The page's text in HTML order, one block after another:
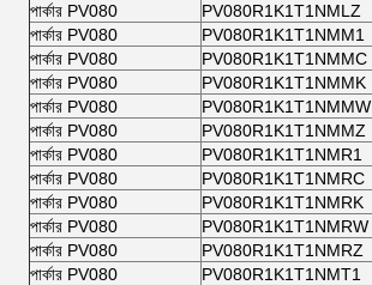
পার্কার PV080
PV080R1K1T1NMLZ
পার্কার PV080
PV080R1K1T1NMM1
পার্কার PV080
PV080R1K1T1NMMC
পার্কার PV080
PV080R1K1T1NMMK
পার্কার PV080
PV080R1K1T1NMMW
পার্কার PV080
PV080R1K1T1NMMZ
পার্কার PV080
PV080R1K1T1NMR1
পার্কার PV080
PV080R1K1T1NMRC
পার্কার PV080
PV080R1K1T1NMRK
পার্কার PV080
PV080R1K1T1NMRW
পার্কার PV080
PV080R1K1T1NMRZ
পার্কার PV080
PV080R1K1T1NMT1